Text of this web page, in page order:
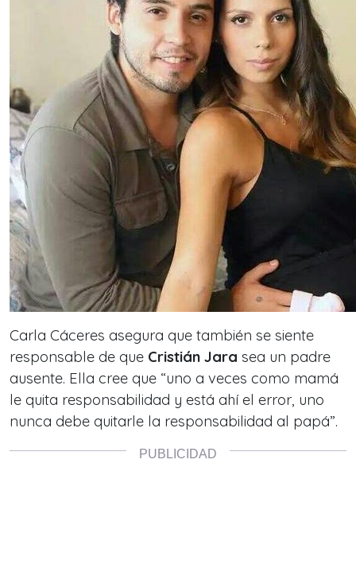
Carla Cáceres asegura que también se siente
responsable de que Cristián Jara sea un padre
ausente. Ella cree que “uno a veces como mamá
le quita responsabilidad y está ahí el error, uno
nunca debe quitarle la responsabilidad al papá”.